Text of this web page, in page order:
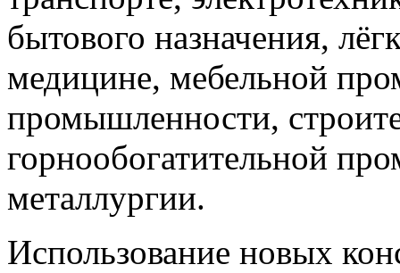
бытового назначения,
медицине, мебельной
промышленности,
горнообогатительной
металлургии.
Использование новых